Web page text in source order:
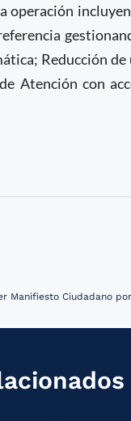
operación
Reducción
Atención con
Manifiesto Ciudadano